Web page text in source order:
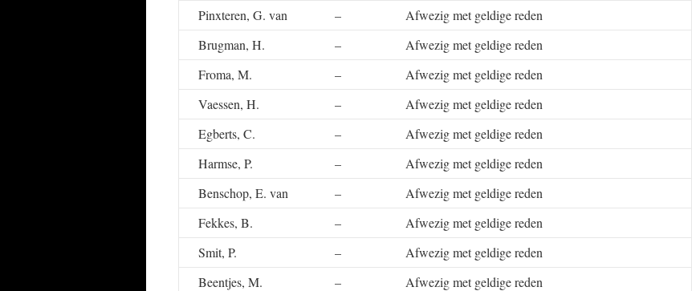
Pinxteren, G. van
–
Afwezig met geldige reden
Brugman, H.
–
Afwezig met geldige reden
Froma, M.
–
Afwezig met geldige reden
Vaessen, H.
–
Afwezig met geldige reden
Egberts, C.
–
Afwezig met geldige reden
Harmse, P.
–
Afwezig met geldige reden
Benschop, E. van
–
Afwezig met geldige reden
Fekkes, B.
–
Afwezig met geldige reden
Smit, P.
–
Afwezig met geldige reden
Beentjes, M.
– Afwezig met geldige reden